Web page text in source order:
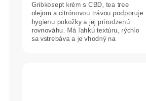
Gribkosept krém s CBD, tea tree
olejom a citrónovou trávou podporuje
hygienu pokožky a jej prirodzenú
rovnováhu. Má ľahkú textúru, rýchlo
sa vstrebáva a je vhodný na